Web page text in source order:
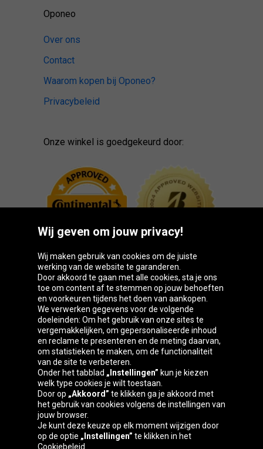
Oponeo
Over ons
Contact
Waarom kopen bij Oponeo?
Privacybeleid
Onze winkel is goedgekeurd door:
Oponeo-groep
Belgique
Česká
republika
Deutschland Éire
España France Italia Magyarország
Wij geven om jouw privacy!
Wij maken gebruik van cookies om de juiste
werking van de website te garanderen.
Door akkoord te gaan met alle cookies, sta je ons
toe om content af te stemmen op jouw behoeften
en voorkeuren tijdens het doen van aankopen.
We verwerken gegevens voor de volgende
doeleinden: Om het gebruik van onze sites te
vergemakkelijken, om gepersonaliseerde inhoud
en reclame te presenteren en de meting daarvan,
om statistieken te maken, om de functionaliteit
van de site te verbeteren.
Onder het tabblad „Instellingen” kun je kiezen
welk type cookies je wilt toestaan.
Door op „Akkoord” te klikken ga je akkoord met
het gebruik van cookies volgens de instellingen van
jouw browser.
Je kunt deze keuze op elk moment wijzigen door
op de optie „Instellingen” te klikken in het
Cookiebeleid.